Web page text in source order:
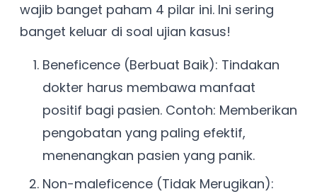
wajib banget paham 4 pilar ini. Ini sering
banget keluar di soal ujian kasus!
Beneficence (Berbuat Baik): Tindakan
dokter harus membawa manfaat
positif bagi pasien. Contoh: Memberikan
pengobatan yang paling efektif,
menenangkan pasien yang panik.
Non-maleficence (Tidak Merugikan):